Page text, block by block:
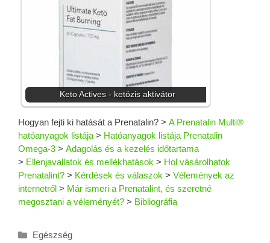
Keto Actives - ketózis aktivátor
Hogyan fejti ki hatását a Prenatalin? > A Prenatalin Multi®
hatóanyagok listája > Hatóanyagok listája Prenatalin
Omega-3 > Adagolás és a kezelés időtartama
> Ellenjavallatok és mellékhatások > Hol vásárolhatok
Prenatalint? > Kérdések és válaszok > Vélemények az
internetről > Már ismeri a Prenatalint, és szeretné
megosztani a véleményét? > Bibliográfia
Kategória
Egészség